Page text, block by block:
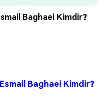
Baghaei Kimdir?
Baghaei Kimdir?